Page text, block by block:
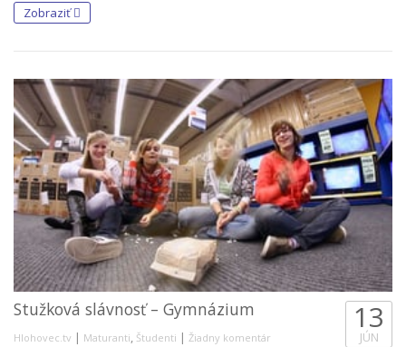
Zobraziť
Stužková slávnosť – Gymnázium
Hlohovec.tv | Maturanti, Študenti | Žiadny komentár
13
JÚN